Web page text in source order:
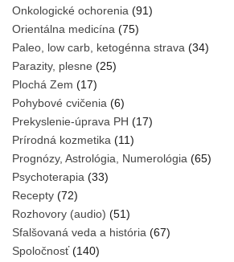
Onkologické ochorenia (91)
Orientálna medicína (75)
Paleo, low carb, ketogénna strava (34)
Parazity, plesne (25)
Plochá Zem (17)
Pohybové cvičenia (6)
Prekyslenie-úprava PH (17)
Prírodná kozmetika (11)
Prognózy, Astrológia, Numerológia (65)
Psychoterapia (33)
Recepty (72)
Rozhovory (audio) (51)
Sfalšovaná veda a história (67)
Spoločnosť(140)